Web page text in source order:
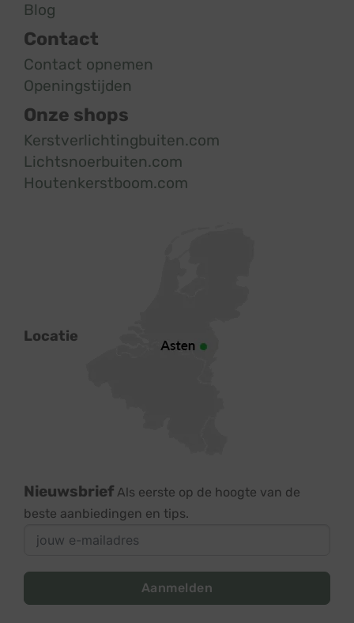
Blog
Contact
Contact opnemen
Openingstijden
Onze shops
Kerstverlichtingbuiten.com
Lichtsnoerbuiten.com
Houtenkerstboom.com
Locatie
Nieuwsbrief Als eerste op de hoogte van de
beste aanbiedingen en tips.
Aanmelden